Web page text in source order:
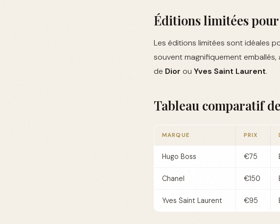
Éditions limitées
Les éditions limitées sont idéales
souvent magnifiquement
de Dior ou Yves Saint Laurent.
Tableau comparatif
MARQUE PRIX
Hugo Boss €75
Chanel €150
Yves Saint Laurent €95